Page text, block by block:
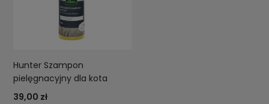
Hunter Szampon
pielęgnacyjny dla kota
39,00 zł